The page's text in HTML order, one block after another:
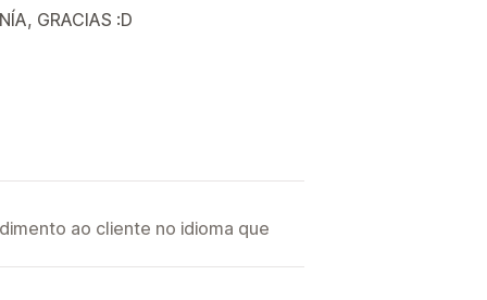
GRACIAS :D
ao cliente no idioma que